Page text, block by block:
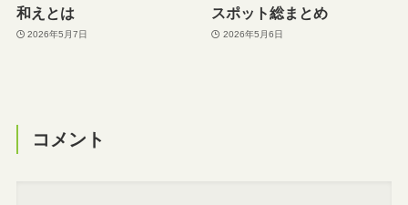
和えとは
2026年5月7日
スポット総まとめ
2026年5月6日
コメント